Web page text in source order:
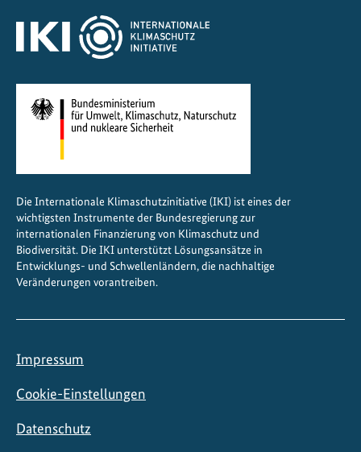
Die Internationale Klimaschutzinitiative (IKI) ist eines der
wichtigsten Instrumente der Bundesregierung zur
internationalen Finanzierung von Klimaschutz und
Biodiversität. Die IKI unterstützt Lösungsansätze in
Entwicklungs- und Schwellenländern, die nachhaltige
Veränderungen vorantreiben.
Impressum
Cookie-Einstellungen
Datenschutz